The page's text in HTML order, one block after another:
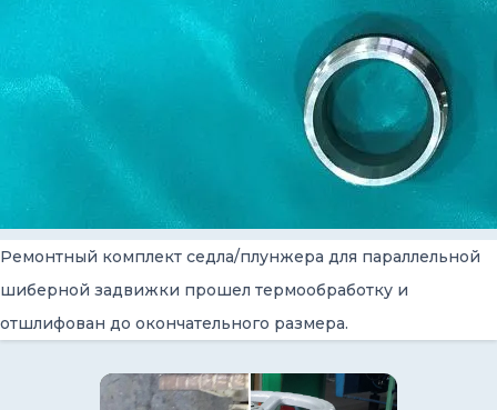
Ремонтный комплект седла/плунжера для параллельной
шиберной задвижки прошел термообработку и
отшлифован до окончательного размера.